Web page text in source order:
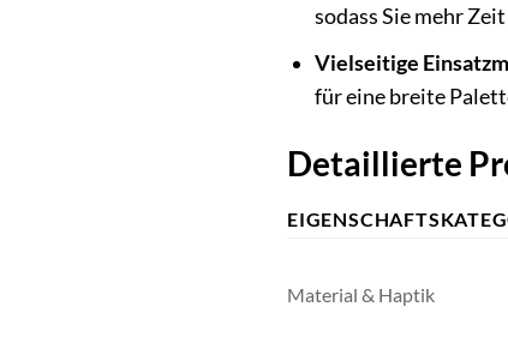
sodass Sie mehr
Vielseitige
für eine breite
Detaillierte
Material & Haptik